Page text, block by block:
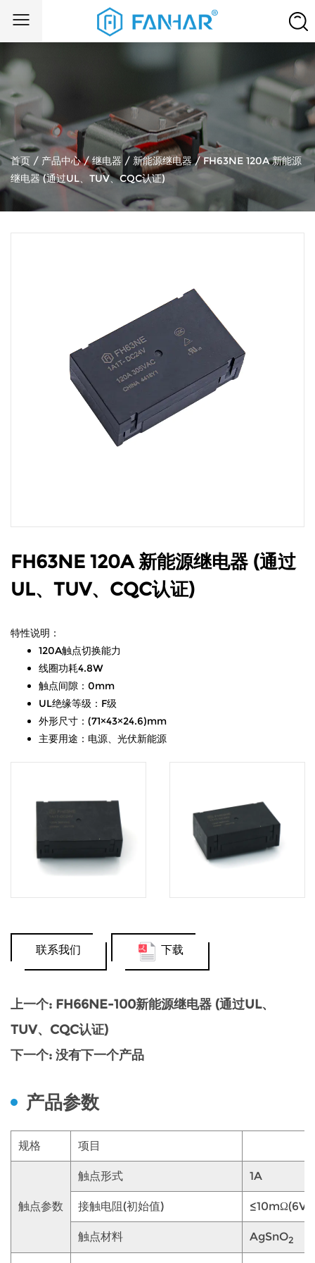
首页 / 产品中心/继电器/ 新能源继电器/FH63NE 120A 新能源
继电器 (通过UL、TUV、CQC认证)
FH63NE 120A 新能源继电器 (通过
UL、TUV、CQC认证)
特性说明：
120A触点切换能力
线圈功耗4.8W
触点间隙：0mm
UL绝缘等级：F级
外形尺寸：(71×43×24.6)mm
主要用途：电源、光伏新能源
联系我们 下载
上一个: FH66NE-100新能源继电器 (通过UL、
TUV、CQC认证)
下一个: 没有下一个产品
产品参数
规格 项目
触点参数
触点形式 1A
接触电阻(初始值)
触点材料 AgSnO2